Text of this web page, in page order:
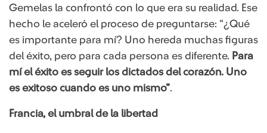
Gemelas la confrontó con lo que era su realidad. Ese
hecho le aceleró el proceso de preguntarse: “¿Qué
es importante para mí? Uno hereda muchas figuras
del éxito, pero para cada persona es diferente. Para
mí el éxito es seguir los dictados del corazón. Uno
es exitoso cuando es uno mismo”.
Francia, el umbral de la libertad